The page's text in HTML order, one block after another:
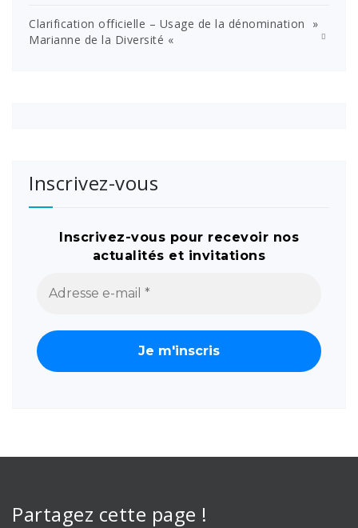
Clarification officielle – Usage de la dénomination »
Marianne de la Diversité «
Inscrivez-vous
Inscrivez-vous pour recevoir nos
actualités et invitations
Partagez cette page !